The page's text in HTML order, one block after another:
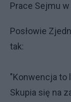
Prace Sejmu
Posłowie
tak:
"Konwencja to
Skupia się na